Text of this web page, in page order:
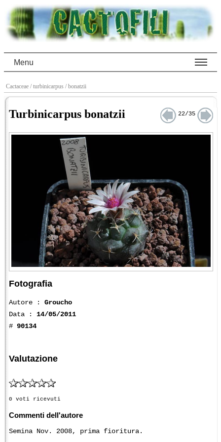
Menu
Cactaceae / turbinicarpus / bonatzii
Turbinicarpus bonatzii 22/35
Fotografia
Autore : Groucho
Data : 14/05/2011
# 90134
Valutazione
0 voti ricevuti
Commenti dell'autore
Semina Nov. 2008, prima fioritura.